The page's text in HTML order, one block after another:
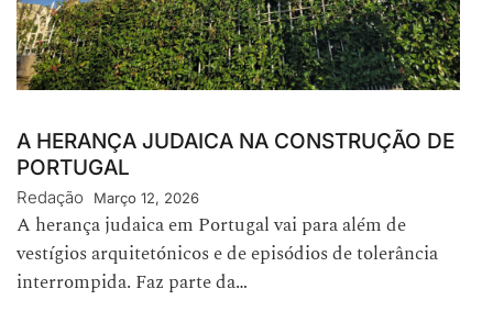
A HERANÇA JUDAICA NA CONSTRUÇÃO DE
PORTUGAL
Redação Março 12, 2026
A herança judaica em Portugal vai para além de
vestígios arquitetónicos e de episódios de tolerância
interrompida. Faz parte da…